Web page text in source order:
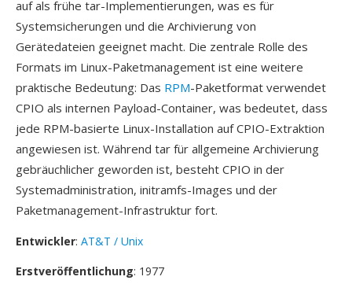
auf als frühe tar-Implementierungen, was es für
Systemsicherungen und die Archivierung von
Gerätedateien geeignet macht. Die zentrale Rolle des
Formats im Linux-Paketmanagement ist eine weitere
praktische Bedeutung: Das RPM-Paketformat verwendet
CPIO als internen Payload-Container, was bedeutet, dass
jede RPM-basierte Linux-Installation auf CPIO-Extraktion
angewiesen ist. Während tar für allgemeine Archivierung
gebräuchlicher geworden ist, besteht CPIO in der
Systemadministration, initramfs-Images und der
Paketmanagement-Infrastruktur fort.
Entwickler: AT&T / Unix
Erstveröffentlichung: 1977